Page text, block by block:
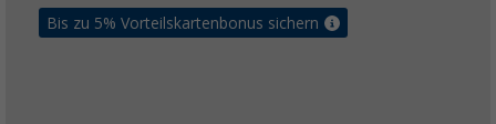
Bis zu 5% Vorteilskartenbonus sichern